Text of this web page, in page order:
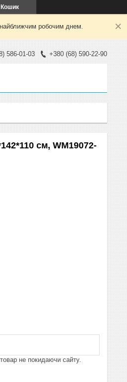
Кошик
найближчим робочим днем.
586-01-03 +380 (68) 590-22-90
см, WM19072-
не покидаючи сайту.